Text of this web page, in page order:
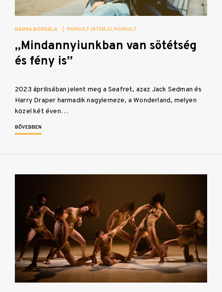
BARNA BORBÁLA POPKULT INTERJÚ POPKULT
„Mindannyiunkban van sötétség
és fény is”
2023 áprilisában jelent meg a Seafret, azaz Jack Sedman és
Harry Draper harmadik nagylemeze, a Wonderland, melyen
közel két éven…
BŐVEBBEN